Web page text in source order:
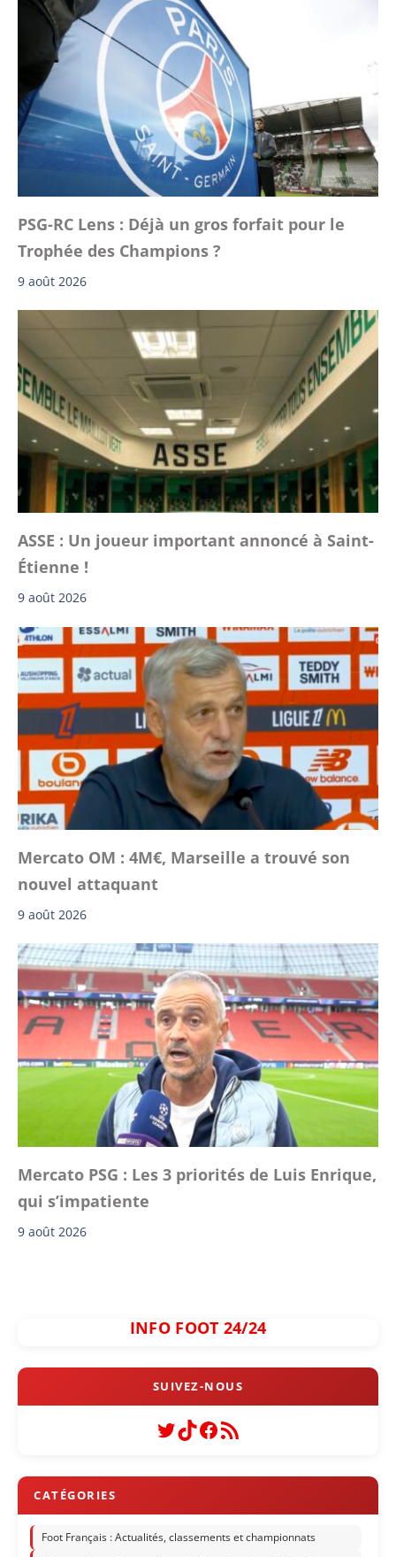
PSG-RC Lens : Déjà un gros forfait pour le
Trophée des Champions ?
9 août 2026
ASSE : Un joueur important annoncé à Saint-
Étienne !
9 août 2026
Mercato OM : 4M€, Marseille a trouvé son
nouvel attaquant
9 août 2026
Mercato PSG : Les 3 priorités de Luis Enrique,
qui s’impatiente
9 août 2026
INFO FOOT 24/24
Twitter
TikTok
Facebook
Flux RSS
Foot Français : Actualités, classements et championnats